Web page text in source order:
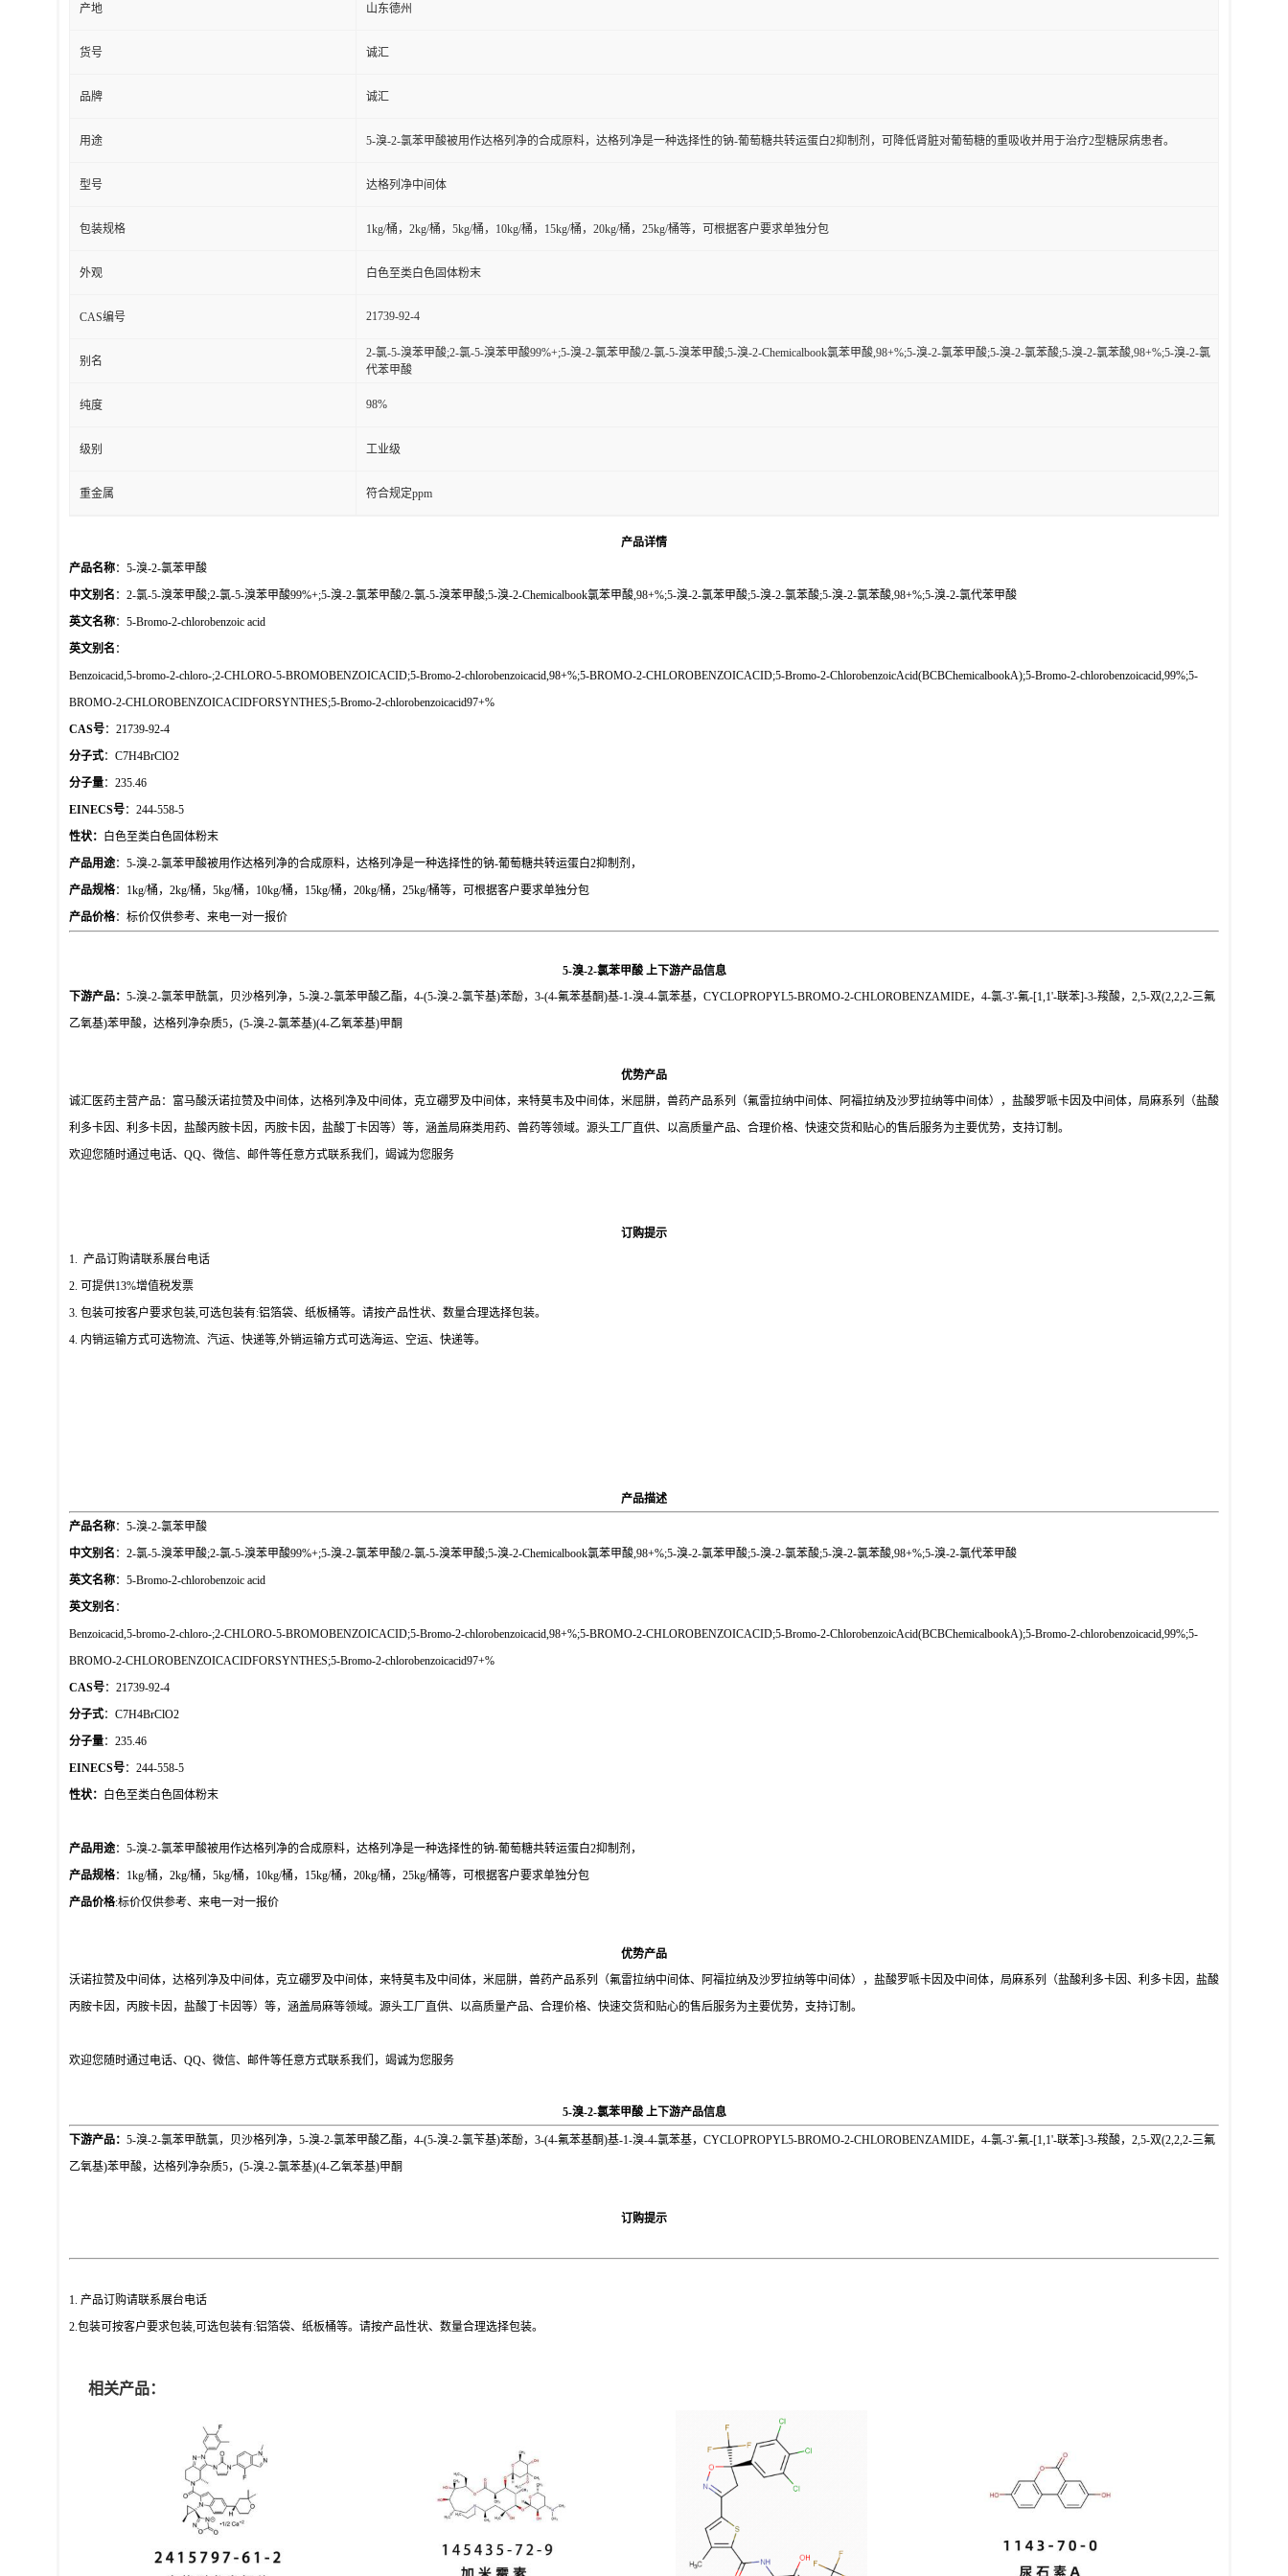
产地 山东德州
货号 诚汇
品牌 诚汇
用途 5-溴-2-氯苯甲酸被用作达格列净的合成原料，达格列净是一种选择性的钠-葡萄糖共转运蛋白2抑制剂，可降低肾脏对葡萄糖的重吸收并用于治疗2型糖尿病患者。
型号 达格列净中间体
包装规格 1kg/桶，2kg/桶，5kg/桶，10kg/桶，15kg/桶，20kg/桶，25kg/桶等，可根据客户要求单独分包
外观 白色至类白色固体粉末
CAS编号 21739-92-4
别名
2-氯-5-溴苯甲酸;2-氯-5-溴苯甲酸99%+;5-溴-2-氯苯甲酸/2-氯-5-溴苯甲酸;5-溴-2-Chemicalbook氯苯甲酸,98+%;5-溴-2-氯苯甲酸;5-溴-2-氯苯酸;5-溴-2-氯苯酸,98+%;5-溴-2-氯
代苯甲酸
纯度 98%
级别 工业级
重金属 符合规定ppm
产品详情
产品名称： 5-溴-2-氯苯甲酸
中文别名 ： 2-氯-5-溴苯甲酸;2-氯-5-溴苯甲酸99%+;5-溴-2-氯苯甲酸/2-氯-5-溴苯甲酸;5-溴-2-Chemicalbook氯苯甲酸,98+%;5-溴-2-氯苯甲酸;5-溴-2-氯苯酸;5-溴-2-氯苯酸,98+%;5-溴-2-氯代苯甲酸
英文名称： 5-Bromo-2-chlorobenzoic acid
英文别名 ：
Benzoicacid,5-bromo-2-chloro-;2-CHLORO-5-BROMOBENZOICACID;5-Bromo-2-chlorobenzoicacid,98+%;5-BROMO-2-CHLOROBENZOICACID;5-Bromo-2-ChlorobenzoicAcid(BCBChemicalbookA);5-Bromo-2-chlorobenzoicacid,99%;5-
BROMO-2-CHLOROBENZOICACIDFORSYNTHES;5-Bromo-2-chlorobenzoicacid97+%
CAS号：21739-92-4
分子式：C7H4BrClO2
分子量：235.46
EINECS号：244-558-5
性状：
白色至类白色固体粉末
产品用途： 5-溴-2-氯苯甲酸被用作达格列净的合成原料，达格列净是一种选择性的钠-葡萄糖共转运蛋白2抑制剂，
产品规格： 1kg/桶，2kg/桶，5kg/桶，10kg/桶，15kg/桶，20kg/桶，25kg/桶等，可根据客户要求单独分包
产品价格：标价仅供参考、来电一对一报价
5-溴-2-氯苯甲酸上下游产品信息
下游产品： 5-溴-2-氯苯甲酰氯，贝沙格列净，5-溴-2-氯苯甲酸乙酯，4-(5-溴-2-氯苄基)苯酚，3-(4-氟苯基酮)基-1-溴-4-氯苯基，CYCLOPROPYL5-BROMO-2-CHLOROBENZAMIDE，4-氯-3'-氟-[1,1'-联苯]-3-羧酸，2,5-双(2,2,2-三氟
乙氧基)苯甲酸，达格列净杂质5，(5-溴-2-氯苯基)(4-乙氧苯基)甲酮
优势产品
诚汇医药主营产品：富马酸沃诺拉赞及中间体，达格列净及中间体，克立硼罗及中间体，来特莫韦及中间体，米屈肼，兽药产品系列（氟雷拉纳中间体、阿福拉纳及沙罗拉纳等中间体），盐酸罗哌卡因及中间体，局麻系列（盐酸
利多卡因、利多卡因，盐酸丙胺卡因，丙胺卡因，盐酸丁卡因等）等，涵盖局麻类用药、兽药等领域。源头工厂直供、以高质量产品、合理价格、快速交货和贴心的售后服务为主要优势，支持订制。
欢迎您随时通过电话、 QQ、微信、邮件等任意方式联系我们，竭诚为您服务
订购提示
1. 产品订购请联系展台电话
2. 可提供13%增值税发票
3. 包装可按客户要求包装,可选包装有:铝箔袋、纸板桶等。请按产品性状、数量合理选择包装。
4. 内销运输方式可选物流、汽运、快递等,外销运输方式可选海运、空运、快递等。
产品描述
产品名称： 5-溴-2-氯苯甲酸
中文别名 ： 2-氯-5-溴苯甲酸;2-氯-5-溴苯甲酸99%+;5-溴-2-氯苯甲酸/2-氯-5-溴苯甲酸;5-溴-2-Chemicalbook氯苯甲酸,98+%;5-溴-2-氯苯甲酸;5-溴-2-氯苯酸;5-溴-2-氯苯酸,98+%;5-溴-2-氯代苯甲酸
英文名称： 5-Bromo-2-chlorobenzoic acid
英文别名 ：
Benzoicacid,5-bromo-2-chloro-;2-CHLORO-5-BROMOBENZOICACID;5-Bromo-2-chlorobenzoicacid,98+%;5-BROMO-2-CHLOROBENZOICACID;5-Bromo-2-ChlorobenzoicAcid(BCBChemicalbookA);5-Bromo-2-chlorobenzoicacid,99%;5-
BROMO-2-CHLOROBENZOICACIDFORSYNTHES;5-Bromo-2-chlorobenzoicacid97+%
CAS号：21739-92-4
分子式：C7H4BrClO2
分子量：235.46
EINECS号：244-558-5
性状：
白色至类白色固体粉末
产品用途： 5-溴-2-氯苯甲酸被用作达格列净的合成原料，达格列净是一种选择性的钠-葡萄糖共转运蛋白2抑制剂，
产品规格： 1kg/桶，2kg/桶，5kg/桶，10kg/桶，15kg/桶，20kg/桶，25kg/桶等，可根据客户要求单独分包
产品价格:标价仅供参考、来电一对一报价
优势产品
沃诺拉赞及中间体，达格列净及中间体，克立硼罗及中间体，来特莫韦及中间体，米屈肼，兽药产品系列（氟雷拉纳中间体、阿福拉纳及沙罗拉纳等中间体），盐酸罗哌卡因及中间体，局麻系列（盐酸利多卡因、利多卡因，盐酸
丙胺卡因，丙胺卡因，盐酸丁卡因等）等，涵盖局麻等领域。源头工厂直供、以高质量产品、合理价格、快速交货和贴心的售后服务为主要优势，支持订制。
欢迎您随时通过电话、 QQ、微信、邮件等任意方式联系我们，竭诚为您服务
5-溴-2-氯苯甲酸 上下游产品信息
下游产品： 5-溴-2-氯苯甲酰氯，贝沙格列净，5-溴-2-氯苯甲酸乙酯，4-(5-溴-2-氯苄基)苯酚，3-(4-氟苯基酮)基-1-溴-4-氯苯基，CYCLOPROPYL5-BROMO-2-CHLOROBENZAMIDE，4-氯-3'-氟-[1,1'-联苯]-3-羧酸，2,5-双(2,2,2-三氟
乙氧基)苯甲酸，达格列净杂质5，(5-溴-2-氯苯基)(4-乙氧苯基)甲酮
订购提示
1. 产品订购请联系展台电话
2.包装可按客户要求包装,可选包装有:铝箔袋、纸板桶等。请按产品性状、数量合理选择包装。
相关产品：